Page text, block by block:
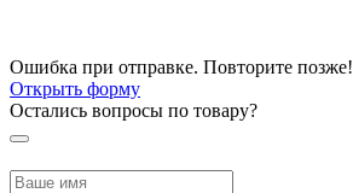
Ошибка при отправке. Повторите позже!
Открыть форму
Остались вопросы по товару?